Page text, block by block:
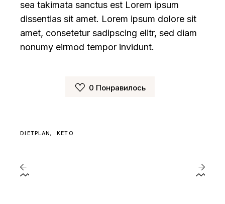
sea takimata sanctus est Lorem ipsum
dissentias sit amet. Lorem ipsum dolore sit
amet, consetetur sadipscing elitr, sed diam
nonumy eirmod tempor invidunt.
0 Понравилось
DIETPLAN KETO